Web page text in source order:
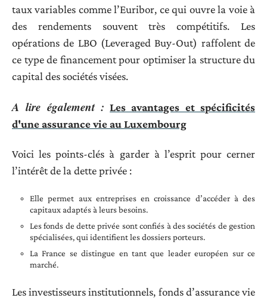
taux variables comme l’Euribor, ce qui ouvre la voie à
des rendements souvent très compétitifs. Les
opérations de LBO (Leveraged Buy-Out) raffolent de
ce type de financement pour optimiser la structure du
capital des sociétés visées.
A lire également : Les avantages et spécificités
d'une assurance vie au Luxembourg
Voici les points-clés à garder à l’esprit pour cerner
l’intérêt de la dette privée :
Elle permet aux entreprises en croissance d’accéder à des
capitaux adaptés à leurs besoins.
Les fonds de dette privée sont confiés à des sociétés de gestion
spécialisées, qui identifient les dossiers porteurs.
La France se distingue en tant que leader européen sur ce
marché.
Les investisseurs institutionnels, fonds d’assurance vie